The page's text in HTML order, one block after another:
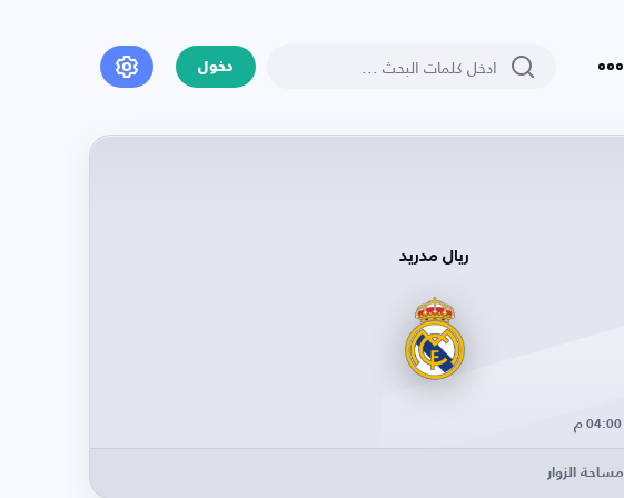
دخول
ريال مدريد
مساحة الزوار